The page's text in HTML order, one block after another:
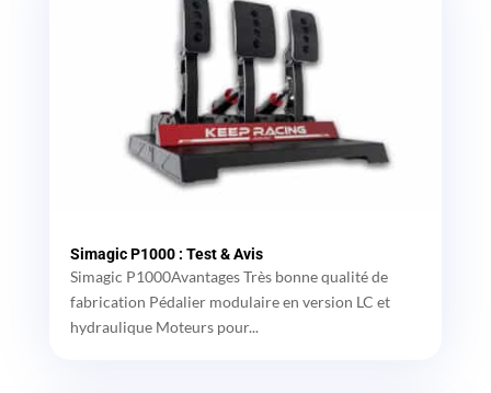
Simagic P1000 : Test & Avis
Simagic P1000Avantages Très bonne qualité de
fabrication Pédalier modulaire en version LC et
hydraulique Moteurs pour...